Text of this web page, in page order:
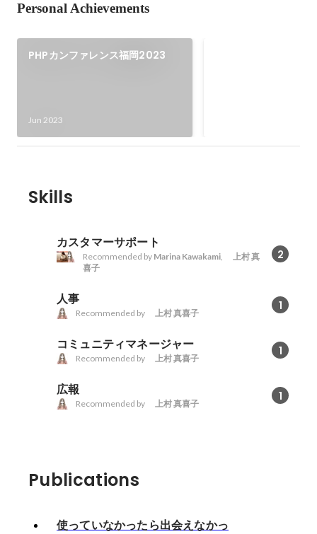
Personal Achievements
PHPカンファレンス福岡2023
Jun 2023
Skills
カスタマーサポート
2
Recommended by Marina Kawakami,
上村 真
喜子
人事 1
Recommended by 上村 真喜子
コミュニティマネージャー 1
Recommended by 上村 真喜子
広報 1
Recommended by 上村 真喜子
Publications
使っていなかったら出会えなかっ